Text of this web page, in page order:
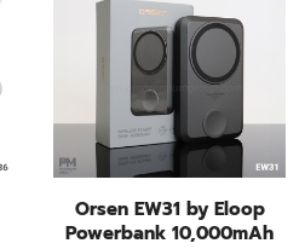
Orsen EW31 by Eloop
Powerbank 10,000mAh